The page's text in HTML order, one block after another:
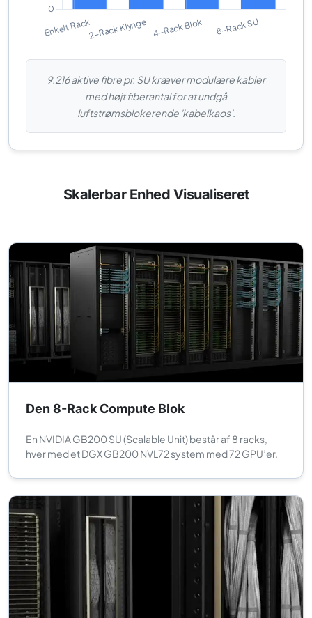
9.216 aktive fibre pr. SU kræver modulære kabler
med højt fiberantal for at undgå
luftstrømsblokerende 'kabelkaos'.
Skalerbar Enhed Visualiseret
Den 8-Rack Compute Blok
En NVIDIA GB200 SU (Scalable Unit) består af 8 racks,
hver med et DGX GB200 NVL72 system med 72 GPU’er.